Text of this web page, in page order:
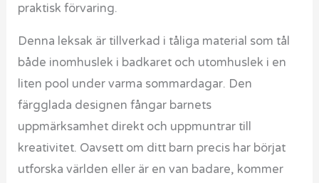
praktisk förvaring.
Denna leksak är tillverkad i tåliga material som tål
både inomhuslek i badkaret och utomhuslek i en
liten pool under varma sommardagar. Den
färgglada designen fångar barnets
uppmärksamhet direkt och uppmuntrar till
kreativitet. Oavsett om ditt barn precis har börjat
utforska världen eller är en van badare, kommer